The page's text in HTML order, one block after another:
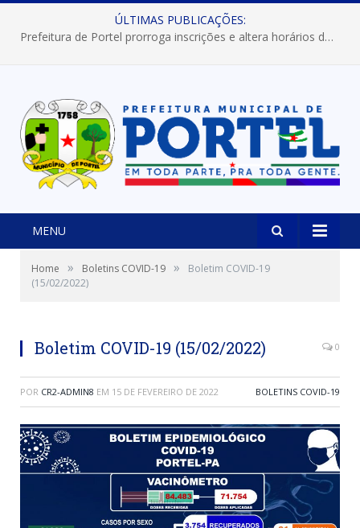
ÚLTIMAS PUBLICAÇÕES:
Prefeitura de Portel prorroga inscrições e altera horários dos concursos “Musa” e “Miss Mix Verão 2026”
MENU
Home » Boletins COVID-19 »
Boletim COVID-19
(15/02/2022)
Boletim COVID-19 (15/02/2022) 0
POR CR2-ADMIN8 EM 15 DE FEVEREIRO DE 2022 BOLETINS COVID-19